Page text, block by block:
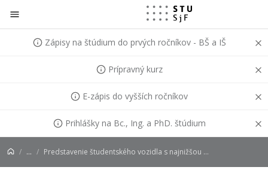
Prejsť na obsah
Zápisy na štúdium do prvých ročníkov - BŠ a IŠ
Prípravný kurz
E-zápis do vyšších ročníkov
Prihlášky na Bc., Ing. a PhD. štúdium
... Predstavenie študentského vozidla s najnižšou spotrebou